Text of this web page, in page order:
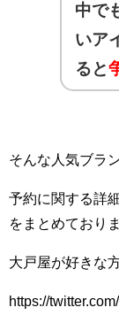
中で
いア
ると
そんな人気ブラ
予約に関する詳
をまとめており
大戸屋が好きな
https://